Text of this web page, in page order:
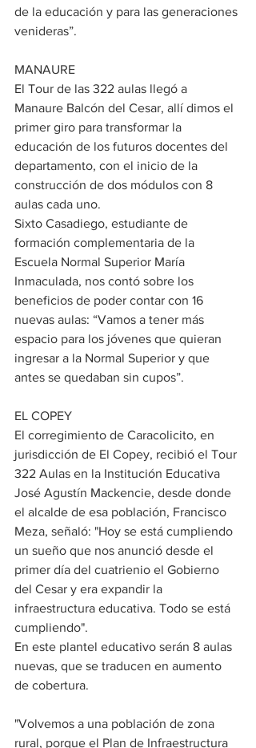
de la educación y para las generaciones
venideras”.
MANAURE
El Tour de las 322 aulas llegó a
Manaure Balcón del Cesar, allí dimos el
primer giro para transformar la
educación de los futuros docentes del
departamento, con el inicio de la
construcción de dos módulos con 8
aulas cada uno.
Sixto Casadiego, estudiante de
formación complementaria de la
Escuela Normal Superior María
Inmaculada, nos contó sobre los
beneficios de poder contar con 16
nuevas aulas: “Vamos a tener más
espacio para los jóvenes que quieran
ingresar a la Normal Superior y que
antes se quedaban sin cupos”.
EL COPEY
El corregimiento de Caracolicito, en
jurisdicción de El Copey, recibió el Tour
322 Aulas en la Institución Educativa
José Agustín Mackencie, desde donde
el alcalde de esa población, Francisco
Meza, señaló: "Hoy se está cumpliendo
un sueño que nos anunció desde el
primer día del cuatrienio el Gobierno
del Cesar y era expandir la
infraestructura educativa. Todo se está
cumpliendo".
En este plantel educativo serán 8 aulas
nuevas, que se traducen en aumento
de cobertura.
"Volvemos a una población de zona
rural, porque el Plan de Infraestructura